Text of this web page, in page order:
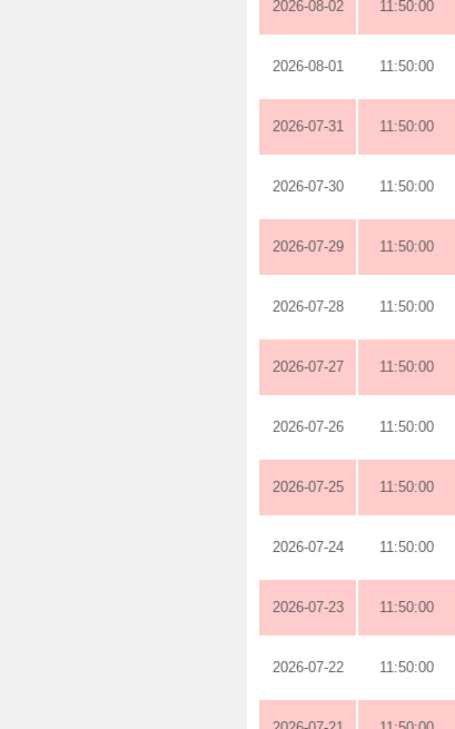
2026-08-02 11:50:00
2026-08-01 11:50:00
2026-07-31 11:50:00
2026-07-30 11:50:00
2026-07-29 11:50:00
2026-07-28 11:50:00
2026-07-27 11:50:00
2026-07-26 11:50:00
2026-07-25 11:50:00
2026-07-24 11:50:00
2026-07-23 11:50:00
2026-07-22 11:50:00